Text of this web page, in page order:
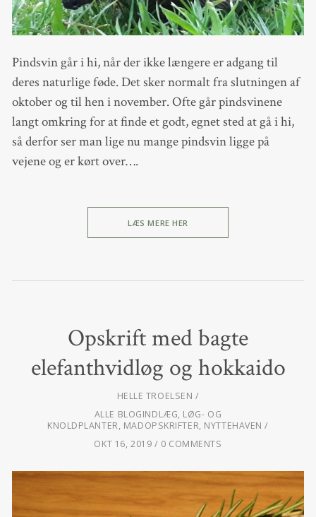
Pindsvin går i hi, når der ikke længere er adgang til
deres naturlige føde. Det sker normalt fra slutningen af
oktober og til hen i november. Ofte går pindsvinene
langt omkring for at finde et godt, egnet sted at gå i hi,
så derfor ser man lige nu mange pindsvin ligge på
vejene og er kørt over….
LÆS MERE HER
Opskrift med bagte
elefanthvidløg og hokkaido
HELLE TROELSEN
ALLE BLOGINDLÆG, LØG- OG
KNOLDPLANTER, MADOPSKRIFTER, NYTTEHAVEN
OKT 16, 2019
0 COMMENTS